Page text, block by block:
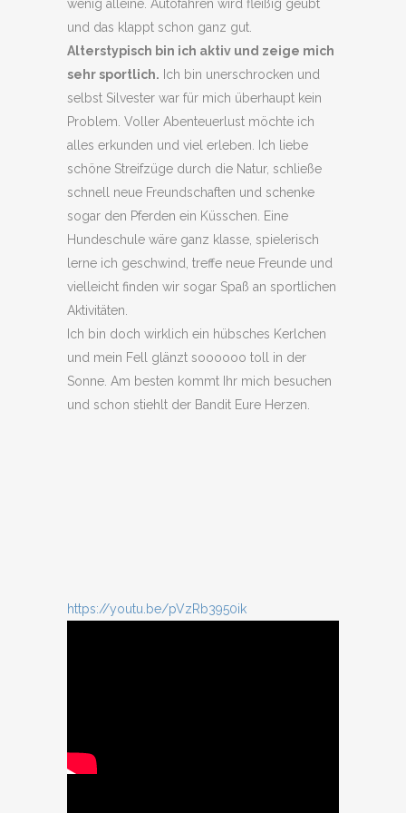
wenig alleine. Autofahren wird fleißig geübt
und das klappt schon ganz gut.
Alterstypisch bin ich aktiv und zeige mich
sehr sportlich. Ich bin unerschrocken und
selbst Silvester war für mich überhaupt kein
Problem. Voller Abenteuerlust möchte ich
alles erkunden und viel erleben. Ich liebe
schöne Streifzüge durch die Natur, schließe
schnell neue Freundschaften und schenke
sogar den Pferden ein Küsschen. Eine
Hundeschule wäre ganz klasse, spielerisch
lerne ich geschwind, treffe neue Freunde und
vielleicht finden wir sogar Spaß an sportlichen
Aktivitäten.
Ich bin doch wirklich ein hübsches Kerlchen
und mein Fell glänzt soooooo toll in der
Sonne. Am besten kommt Ihr mich besuchen
und schon stiehlt der Bandit Eure Herzen.
https://youtu.be/pVzRb3950ik